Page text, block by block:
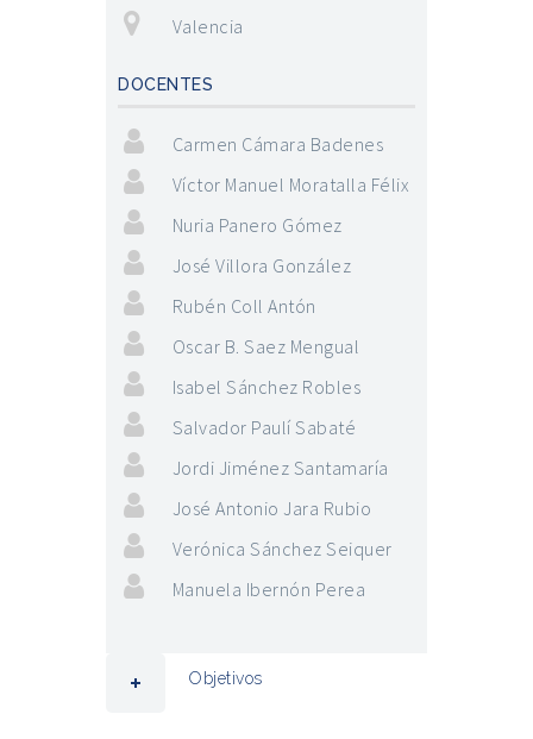
Valencia
DOCENTES
Carmen Cámara Badenes
Víctor Manuel Moratalla Félix
Nuria Panero Gómez
José Villora González
Rubén Coll Antón
Oscar B. Saez Mengual
Isabel Sánchez Robles
Salvador Paulí Sabaté
Jordi Jiménez Santamaría
José Antonio Jara Rubio
Verónica Sánchez Seiquer
Manuela Ibernón Perea
Objetivos